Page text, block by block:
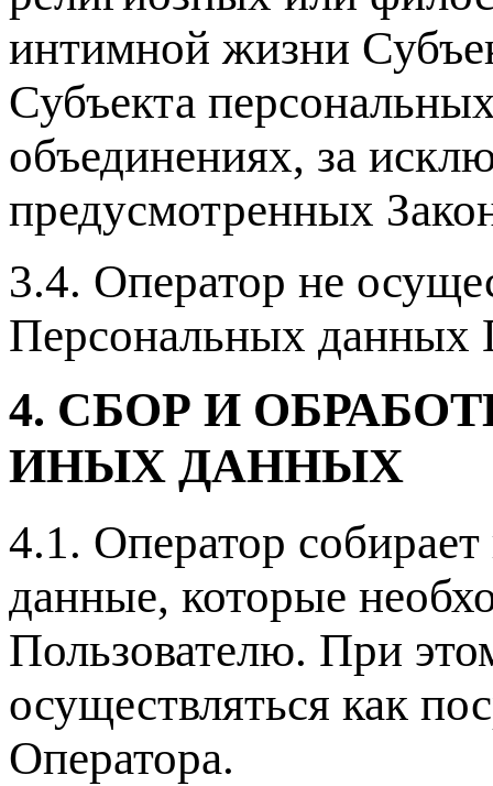
интимной жизни
Субъекта
объединениях, за
предусмотренных
3.4. Оператор не
Персональных данных
4. СБОР И
ИНЫХ ДАННЫХ
4.1. Оператор
данные, которые
Пользователю. При
осуществляться как
Оператора.